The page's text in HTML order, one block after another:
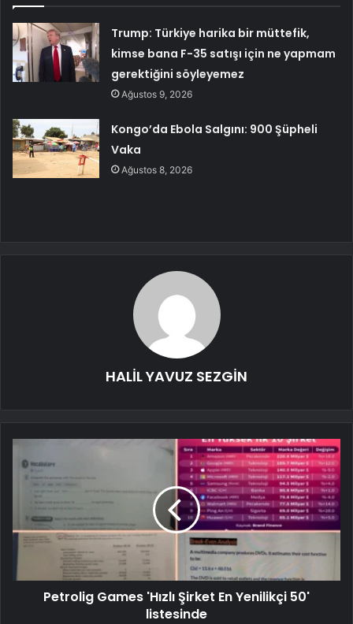
Trump: Türkiye harika bir müttefik,
kimse bana F-35 satışı için ne yapmam
gerektiğini söyleyemez
Ağustos 9, 2026
Kongo’da Ebola Salgını: 900 Şüpheli
Vaka
Ağustos 8, 2026
HALİL YAVUZ SEZGİN
Petrolig Games 'Hızlı Şirket En Yenilikçi 50'
listesinde